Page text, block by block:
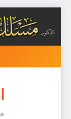
content